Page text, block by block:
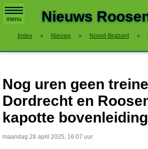
menu Nieuws
Index » Nieuws » Noord-Brabant »
Nog uren geen
Dordrecht en
kapotte bovenleiding
maandag 28 april 2025, 16:07 uur